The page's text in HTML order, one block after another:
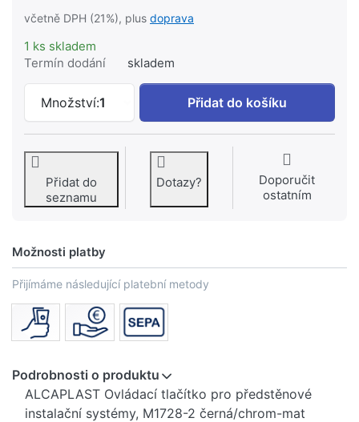
včetně DPH (21%), plus doprava
1 ks skladem
Termín dodání
skladem
Množství:1
ALCA PLAST ovládací tlačítko
Přidat do košíku
Přidat do
seznamu
Dotazy?
Doporučit
ostatním
Možnosti platby
Přijímáme následující platební metody
Podrobnosti o produktu
ALCAPLAST Ovládací tlačítko pro předstěnové
instalační systémy, M1728-2 černá/chrom-mat